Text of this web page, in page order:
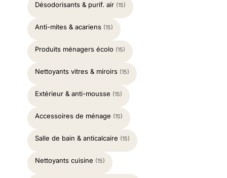
Désodorisants & purif. air (15)
Anti-mites & acariens (15)
Produits ménagers écolo (15)
Nettoyants vitres & miroirs (15)
Extérieur & anti-mousse (15)
Accessoires de ménage (15)
Salle de bain & anticalcaire (15)
Nettoyants cuisine (15)